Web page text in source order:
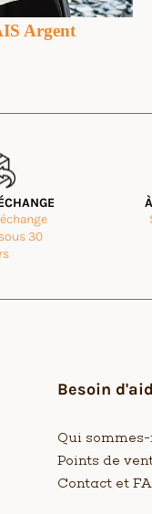
Argent
30
Besoin
Qui sommes-
Points de
Contact et